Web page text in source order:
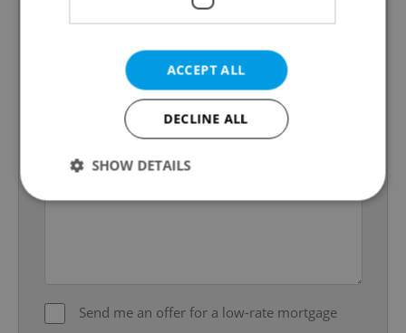
Send me an offer for a low-rate mortgage
ACCEPT ALL
DECLINE ALL
SHOW DETAILS
functionality such as user login and account
management. The website cannot be used properly